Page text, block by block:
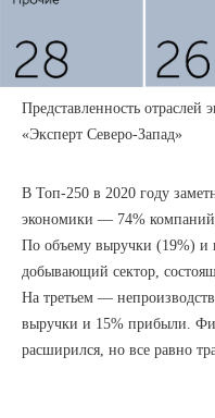
Представленность
«Эксперт Северо-Запад»
В Топ-250 в 2020 году
экономики — 74%
По объему выручки (19%)
добывающий сектор,
На третьем —
выручки и 15% прибыли.
расширился, но все равно